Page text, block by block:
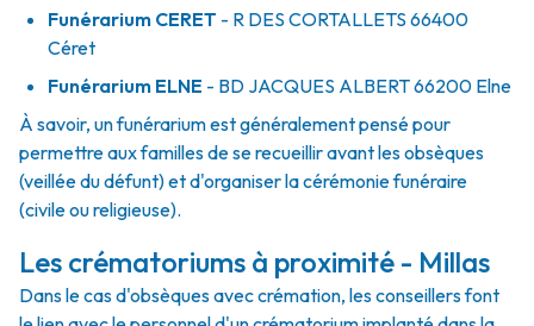
Funérarium CERET - R DES CORTALLETS 66400
Céret
Funérarium ELNE - BD JACQUES ALBERT66200 Elne
À savoir, un funérarium est généralement pensé pour
permettre aux familles de se recueillir avant les obsèques
(veillée du défunt) et d'organiser la cérémonie funéraire
(civile ou religieuse).
Les crématoriums à proximité - Millas
Dans le cas d'obsèques avec crémation, les conseillers font